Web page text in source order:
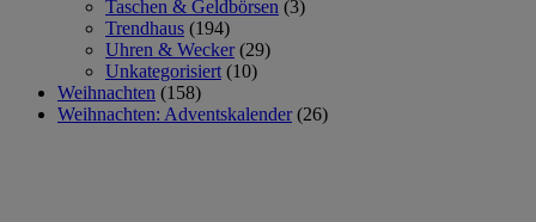
Taschen & Geldbörsen (3)
Trendhaus (194)
Uhren & Wecker (29)
Unkategorisiert (10)
Weihnachten (158)
Weihnachten: Adventskalender (26)